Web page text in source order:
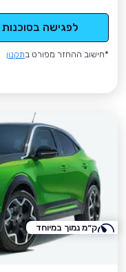
לפגישה בסוכנות
*חישוב ההחזר מפורט בתקנון
ק״מ נמוך במיוחד